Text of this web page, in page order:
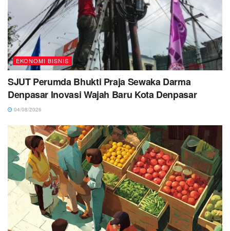
EKONOMI BISNIS
SJUT Perumda Bhukti Praja Sewaka Darma
Denpasar Inovasi Wajah Baru Kota Denpasar
04/08/2026